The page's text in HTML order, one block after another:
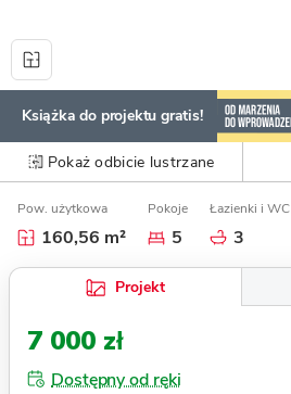
Książka do projektu gratis!
Pokaż odbicie lustrzane
Pow. użytkowa
160,56 m²
Pokoje
5
Łazienki i WC
3
Projekt
7 000 zł
Dostępny od ręki